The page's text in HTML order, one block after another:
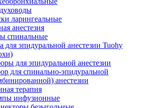
ларингеальные
анестезия
спинальные
для эпидуральной анестезии Tuohy
для эпидуральной анестезии
для спинально-эпидуральной
анестезии
терапия
инфузионные